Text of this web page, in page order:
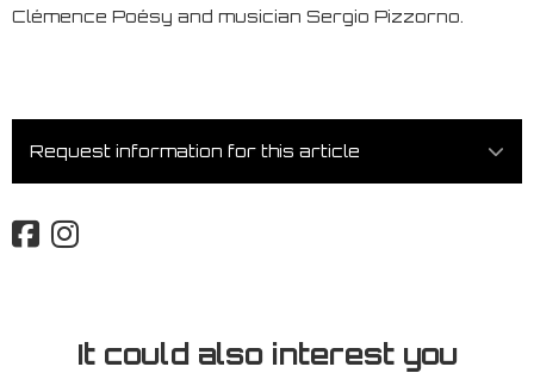
Clémence Poésy and musician Sergio Pizzorno.
Request information for this article
It could also interest you